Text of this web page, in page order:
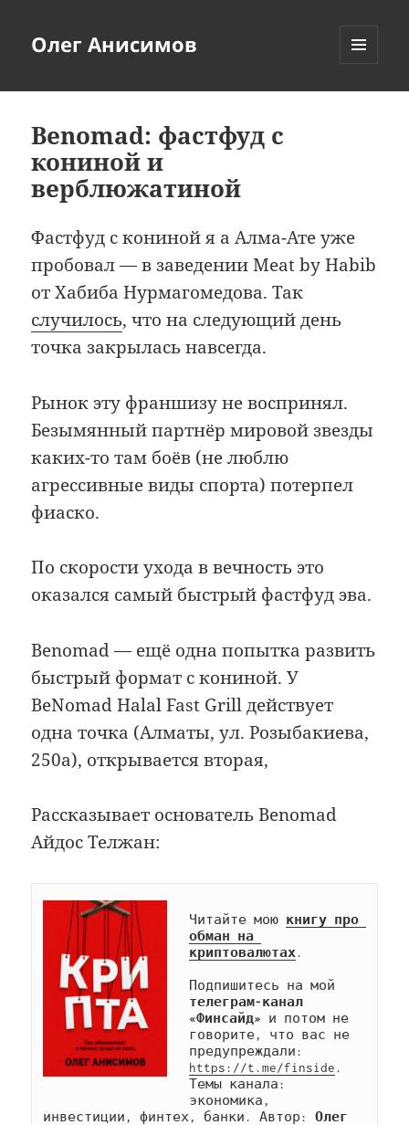
Олег Анисимов
Benomad: фастфуд c
кониной и
верблюжатиной
Фастфуд с кониной я а Алма-Ате уже
пробовал — в заведении Meat by Habib
от Хабиба Нурмагомедова. Так
случилось, что на следующий день
точка закрылась навсегда.
Рынок эту франшизу не воспринял.
Безымянный партнёр мировой звезды
каких-то там боёв (не люблю
агрессивные виды спорта) потерпел
фиаско.
По скорости ухода в вечность это
оказался самый быстрый фастфуд эва.
Benomad — ещё одна попытка развить
быстрый формат с кониной. У
BeNomad Halal Fast Grill действует
одна точка (Алматы, ул. Розыбакиева,
250а), открывается вторая,
Рассказывает основатель Benomad
Айдос Телжан:
Читайте мою книгу про
обман на
криптовалютах.
телеграм-канал
«Финсайд» и потом не
говорите, что вас не
https://t.me/finside.
Темы канала:
экономика,
инвестиции, финтех, банки. Автор: Олег